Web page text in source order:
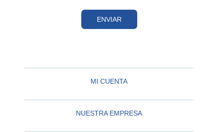
ENVIAR
MI CUENTA
NUESTRA EMPRESA